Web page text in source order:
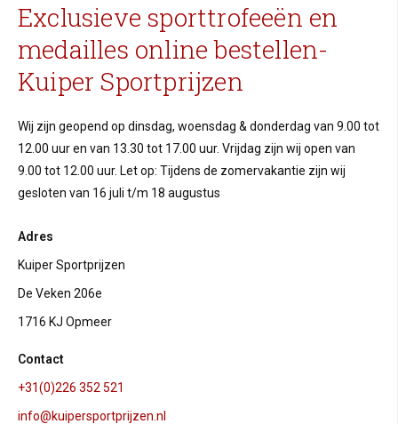
Exclusieve sporttrofeeën en
medailles online bestellen-
Kuiper Sportprijzen
Wij zijn geopend op dinsdag, woensdag & donderdag van 9.00 tot
12.00 uur en van 13.30 tot 17.00 uur. Vrijdag zijn wij open van
9.00 tot 12.00 uur. Let op: Tijdens de zomervakantie zijn wij
gesloten van 16 juli t/m 18 augustus
Adres
Kuiper Sportprijzen
De Veken 206e
1716 KJ Opmeer
Contact
+31(0)226 352 521
info@kuipersportprijzen.nl